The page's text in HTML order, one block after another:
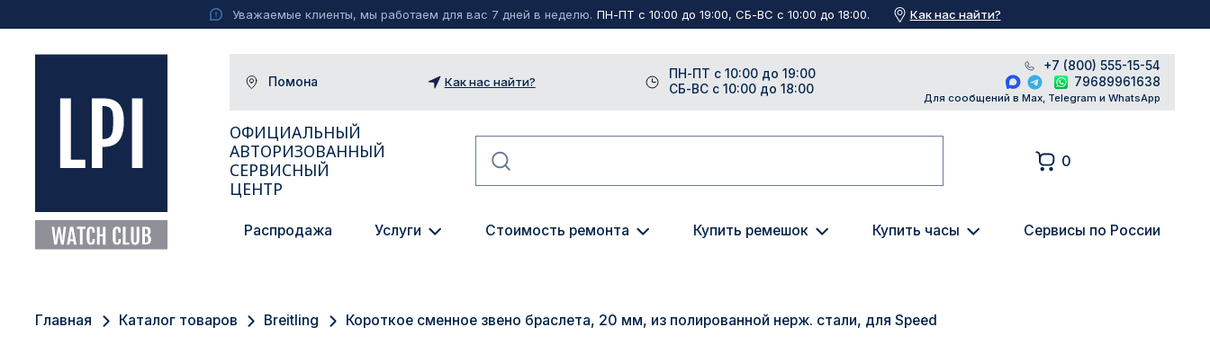
Уважаемые клиенты, мы работаем для вас 7 дней в неделю. ПН-ПТ с 10:00 до 19:00, СБ-ВС с 10:00 до 18:00. Как нас найти?
Помона
Санкт-Петербург
Как нас найти?
ПН-ПТ с 10:00 до 19:00
СБ-ВС с 10:00 до 18:00
+7 (800) 555-15-54
79689961638
Для сообщений в Max, Telegram и WhatsApp
ОФИЦИАЛЬНЫЙ
АВТОРИЗОВАННЫЙ
СЕРВИСНЫЙ
ЦЕНТР
0
Распродажа Услуги Стоимость ремонта Купить ремешок Купить часы Сервисы по России
Главная Каталог товаров Breitling Короткое сменное звено браслета, 20 мм, из полированной нерж. стали, для Speed